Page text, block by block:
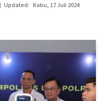
Updated: Rabu, 17 Juli 2024